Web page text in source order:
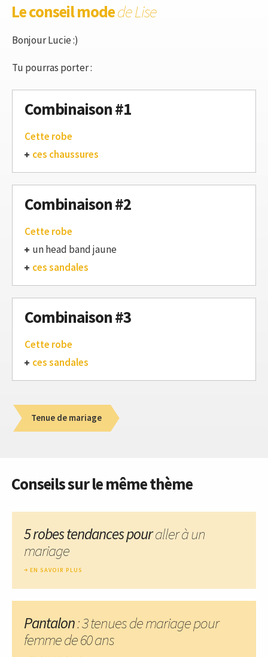
Le conseil modede Lise
Bonjour Lucie :)
Tu pourras porter :
Combinaison #1
Cette robe
ces chaussures
Combinaison #2
Cette robe
un head band jaune
ces sandales
Combinaison #3
Cette robe
ces sandales
Tenue de mariage
Conseils sur le même thème
5 robes tendances pouraller à un
mariage
EN SAVOIR PLUS
Pantalon: 3 tenues de mariage pour
femme de 60 ans